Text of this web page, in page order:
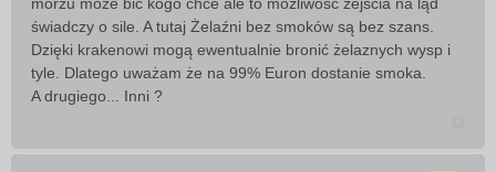
świadczy o sile. A tutaj Żelaźni bez smoków są bez szans.
Dzięki krakenowi mogą ewentualnie bronić żelaznych wysp i
tyle. Dlatego uważam że na 99% Euron dostanie smoka.
A drugiego... Inni ?